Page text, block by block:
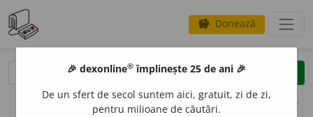
savings Donează
clear
opțiuni
🎉 dexonline® împlinește 25 de ani 🎉
De un sfert de secol suntem aici, gratuit, zi de zi,
pentru milioane de căutări.